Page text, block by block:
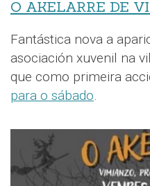
O AKELARRE DE
Fantástica nova a
asociación xuvenil na
que como primeira
para o sábado